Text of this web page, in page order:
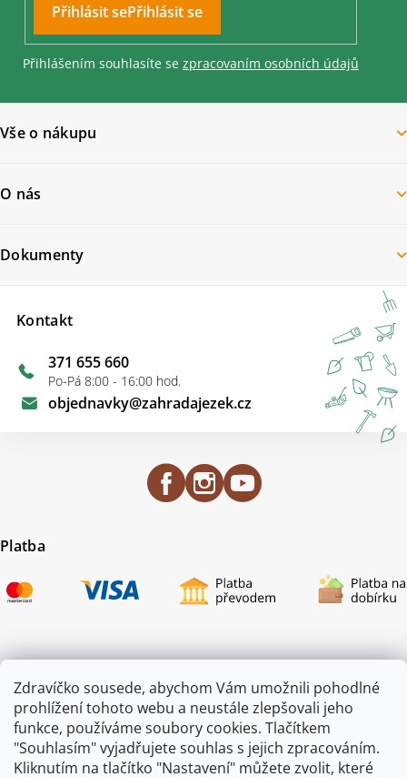
Zdravíčko sousede, abychom Vám umožnili pohodlné
prohlížení tohoto webu a neustále zlepšovali jeho
funkce, používáme soubory cookies. Tlačítkem
"Souhlasím" vyjadřujete souhlas s jejich zpracováním.
Kliknutím na tlačítko "Nastavení" můžete zvolit, které
Přihlásit se
Přihlášením souhlasíte se zpracovaním osobních údajů
Vše o nákupu
O nás
Kontakt
objednavky@zahradajezek.cz
371 655 660
Po-Pá 8:00 - 16:00 hod.
Dokumenty
Platba
Certifikace